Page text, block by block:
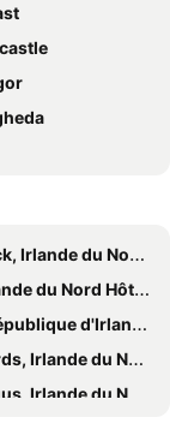
du Nord Hôtels
du Nord Hôtels
d'Irlande Hôtels
du Nord Hôtels
du Nord Hôtels
du Nord Hôtels